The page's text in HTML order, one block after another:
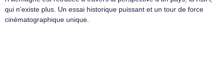
qui n’existe plus. Un essai historique puissant et un tour de force
cinématographique unique.